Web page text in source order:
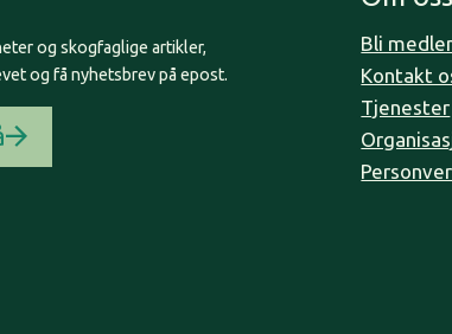
og skogfaglige artikler,
og få nyhetsbrev på epost.
Bli
Kontakt
Tjenester